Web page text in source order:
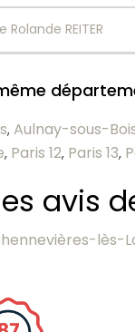
REITER
, Aulnay-sous-
, Paris 12, Paris 13,
avis
lès-